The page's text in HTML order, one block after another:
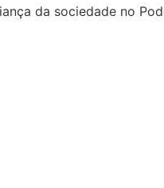
da sociedade no